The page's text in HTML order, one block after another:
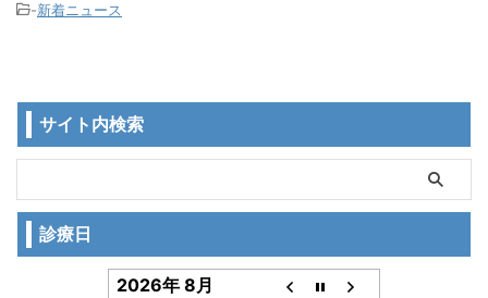
-新着ニュース
サイト内検索
診療日
2026年 8月